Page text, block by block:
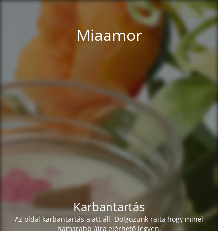
Miaamor
Karbantartás
Az oldal karbantartás alatt áll, Dolgozunk rajta hogy minél
hamarabb újra elérhető legyen.